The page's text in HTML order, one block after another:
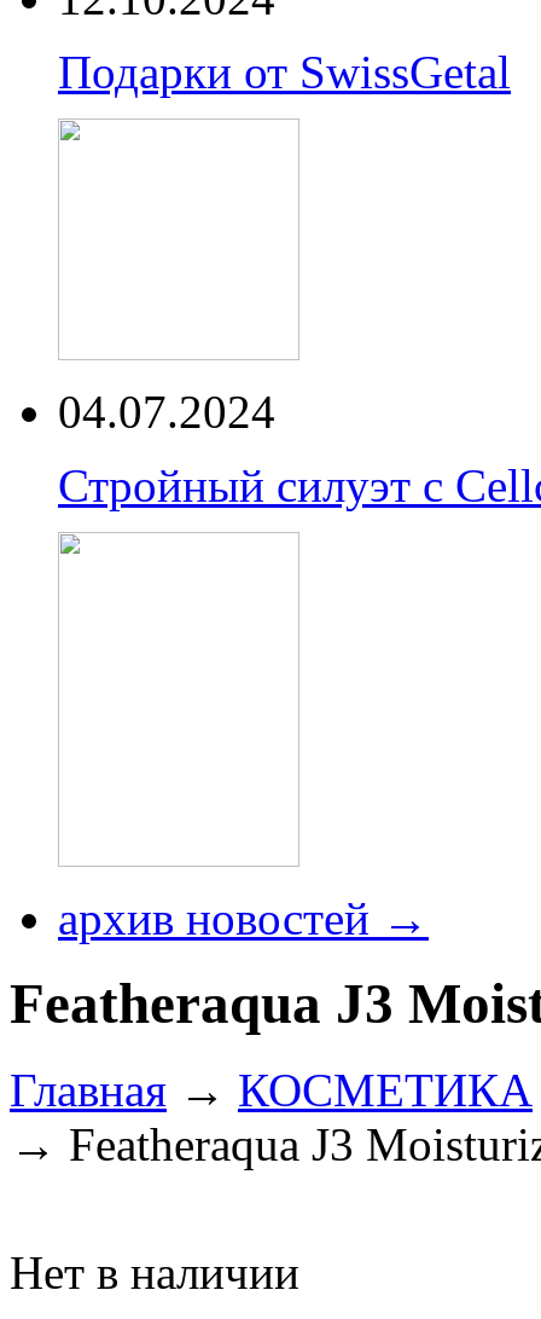
Подарки от SwissGetal
04.07.2024
Стройный силуэт с
архив новостей →
Featheraqua J3
Главная → КОСМЕТИКА
→ Featheraqua J3
Нет в наличии